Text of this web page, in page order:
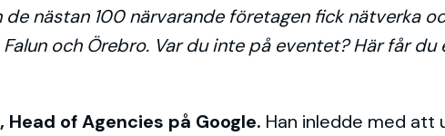
de nästan 100 närvarande företagen fick nätverka
och Örebro. Var du inte på eventet? Här får
of Agencies på Google. Han inledde med att